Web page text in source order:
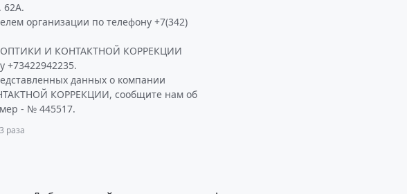
62А.
организации по телефону +7(342)
ОПТИКИ И КОНТАКТНОЙ КОРРЕКЦИИ
+73422942235.
данных о компании
КОРРЕКЦИИ, сообщите нам об
- № 445517.
раза